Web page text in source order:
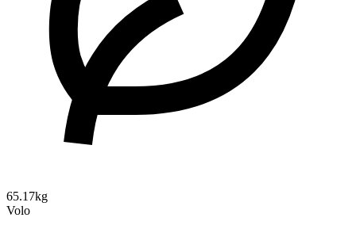
65.17kg
Volo